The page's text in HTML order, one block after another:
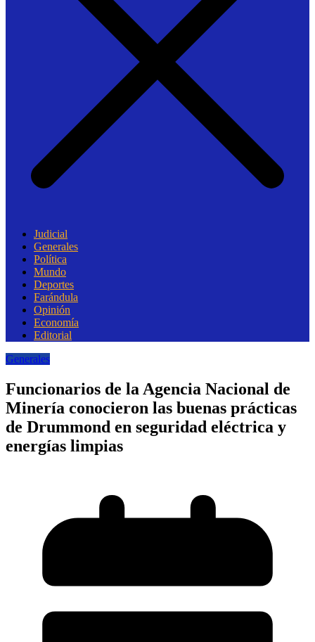
Judicial
Generales
Política
Mundo
Deportes
Farándula
Opinión
Economía
Editorial
Generales
Funcionarios de la Agencia Nacional de
Minería conocieron las buenas prácticas
de Drummond en seguridad eléctrica y
energías limpias